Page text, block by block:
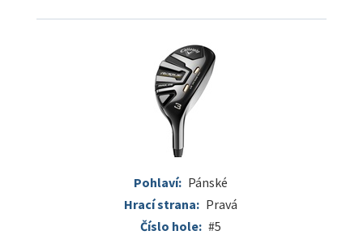
Pohlaví: Pánské
Hrací strana: Pravá
Číslo hole: #5